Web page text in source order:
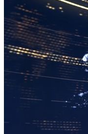
Media
Scopri le ultime novità e
approfondimenti che
progetti in corso